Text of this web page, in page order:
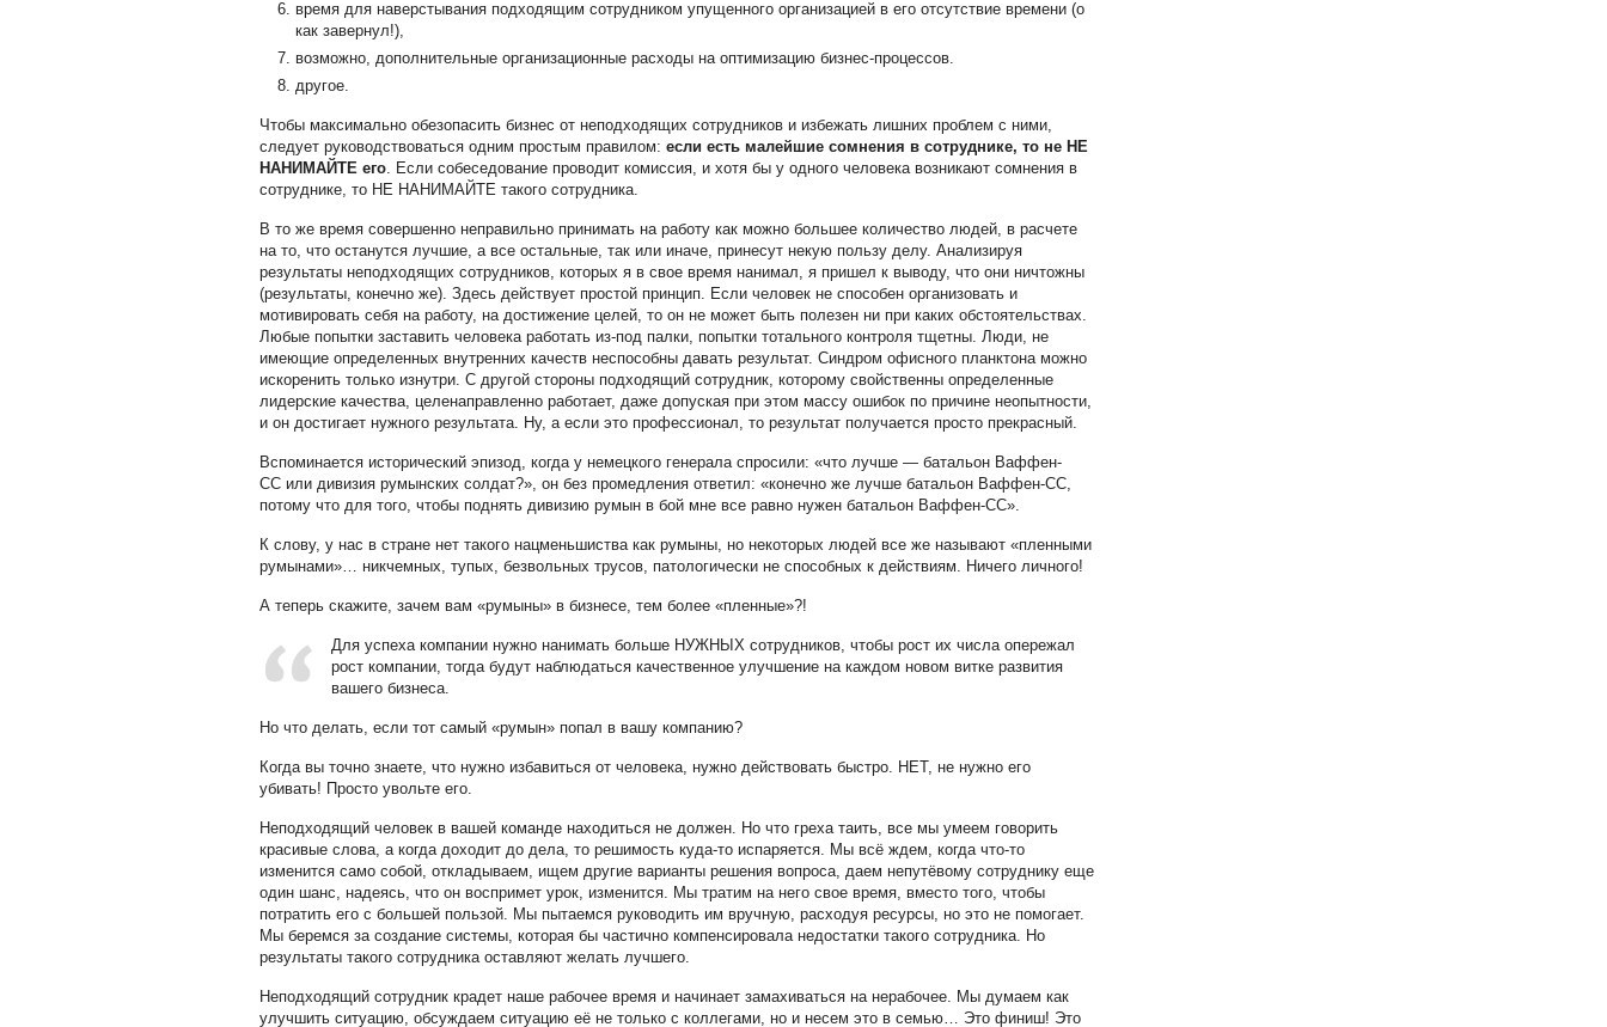
время для наверстывания подходящим сотрудником упущенного организацией в его отсутствие времени (о
как завернул!),
возможно, дополнительные организационные расходы на оптимизацию бизнес-процессов.
другое.
Чтобы максимально обезопасить бизнес от неподходящих сотрудников и избежать лишних проблем с ними,
следует руководствоваться одним простым правилом: если есть малейшие сомнения в сотруднике, то не НЕ
НАНИМАЙТЕ его. Если собеседование проводит комиссия, и хотя бы у одного человека возникают сомнения в
сотруднике, то НЕ НАНИМАЙТЕ такого сотрудника.
В то же время совершенно неправильно принимать на работу как можно большее количество людей, в расчете
на то, что останутся лучшие, а все остальные, так или иначе, принесут некую пользу делу. Анализируя
результаты неподходящих сотрудников, которых я в свое время нанимал, я пришел к выводу, что они ничтожны
(результаты, конечно же). Здесь действует простой принцип. Если человек не способен организовать и
мотивировать себя на работу, на достижение целей, то он не может быть полезен ни при каких обстоятельствах.
Любые попытки заставить человека работать из-под палки, попытки тотального контроля тщетны. Люди, не
имеющие определенных внутренних качеств неспособны давать результат. Синдром офисного планктона можно
искоренить только изнутри. С другой стороны подходящий сотрудник, которому свойственны определенные
лидерские качества, целенаправленно работает, даже допуская при этом массу ошибок по причине неопытности,
и он достигает нужного результата. Ну, а если это профессионал, то результат получается просто прекрасный.
Вспоминается исторический эпизод, когда у немецкого генерала спросили: «что лучше — батальон Ваффен-
СС или дивизия румынских солдат?», он без промедления ответил: «конечно же лучше батальон Ваффен-СС,
потому что для того, чтобы поднять дивизию румын в бой мне все равно нужен батальон Ваффен-СС».
К слову, у нас в стране нет такого нацменьшиства как румыны, но некоторых людей все же называют «пленными
румынами»… никчемных, тупых, безвольных трусов, патологически не способных к действиям. Ничего личного!
А теперь скажите, зачем вам «румыны» в бизнесе, тем более «пленные»?!
Для успеха компании нужно нанимать больше НУЖНЫХ сотрудников, чтобы рост их числа опережал
рост компании, тогда будут наблюдаться качественное улучшение на каждом новом витке развития
вашего бизнеса.
Но что делать, если тот самый «румын» попал в вашу компанию?
Когда вы точно знаете, что нужно избавиться от человека, нужно действовать быстро. НЕТ, не нужно его
убивать! Просто увольте его.
Неподходящий человек в вашей команде находиться не должен. Но что греха таить, все мы умеем говорить
красивые слова, а когда доходит до дела, то решимость куда-то испаряется. Мы всё ждем, когда что-то
изменится само собой, откладываем, ищем другие варианты решения вопроса, даем непутёвому сотруднику еще
один шанс, надеясь, что он воспримет урок, изменится. Мы тратим на него свое время, вместо того, чтобы
потратить его с большей пользой. Мы пытаемся руководить им вручную, расходуя ресурсы, но это не помогает.
Мы беремся за создание системы, которая бы частично компенсировала недостатки такого сотрудника. Но
результаты такого сотрудника оставляют желать лучшего.
Неподходящий сотрудник крадет наше рабочее время и начинает замахиваться на нерабочее. Мы думаем как
улучшить ситуацию, обсуждаем ситуацию её не только с коллегами, но и несем это в семью… Это финиш! Это